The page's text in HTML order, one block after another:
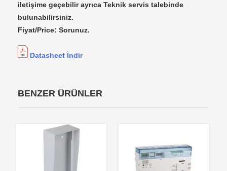
iletişime geçebilir ayrıca Teknik servis talebinde
bulunabilirsiniz.
Fiyat/Price: Sorunuz.
Datasheet İndir
BENZER ÜRÜNLER